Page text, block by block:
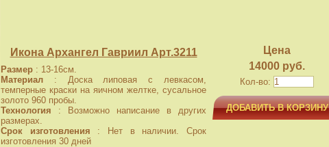
Икона Архангел Гавриил Арт.3211
Размер : 13-16см.
Материал : Доска липовая с левкасом,
темперные краски на яичном желтке, сусальное
золото 960 пробы.
Технология : Возможно написание в других
размерах.
Срок изготовления : Нет в наличии. Срок
изготовления 30 дней
Цена
14000 руб.
Кол-во:
ДОБАВИТЬ В КОРЗИНУ